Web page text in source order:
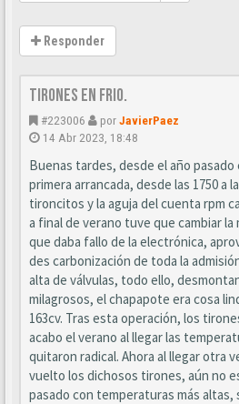
Responder
Tirones en frio.
#223006 porJavierPaez
14 Abr 2023, 18:48
Buenas tardes, desde el año
primera arrancada, desde las 1750 a
tironcitos y la aguja del cuenta rpm
a final de verano tuve que cambiar la
que daba fallo de la electrónica,
des carbonización de toda la
alta de válvulas, todo ello,
milagrosos, el chapapote era cosa
163cv. Tras esta operación, los
acabo el verano al llegar las
quitaron radical. Ahora al llegar otra
vuelto los dichosos tirones, aún no
pasado con temperaturas más altas,